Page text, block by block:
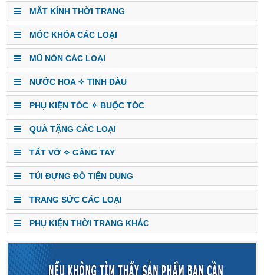
MẮT KÍNH THỜI TRANG
MÓC KHÓA CÁC LOẠI
MŨ NÓN CÁC LOẠI
NƯỚC HOA ✧ TINH DẦU
PHỤ KIỆN TÓC ✧ BUỘC TÓC
QUÀ TẶNG CÁC LOẠI
TẤT VỚ ✧ GĂNG TAY
TÚI ĐỰNG ĐỒ TIỆN DỤNG
TRANG SỨC CÁC LOẠI
PHỤ KIỆN THỜI TRANG KHÁC